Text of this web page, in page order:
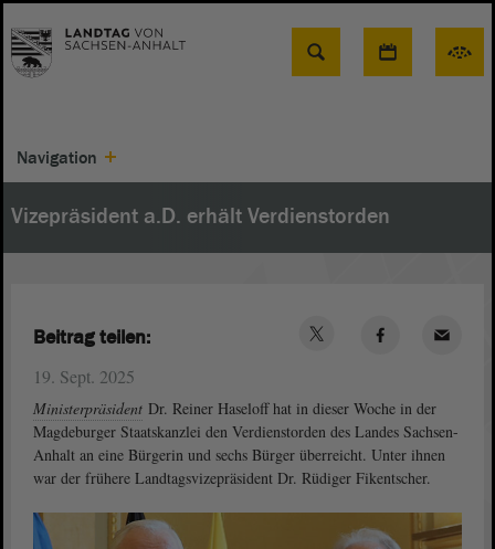
Suche
Navigation
Vizepräsident a.D. erhält Verdienstorden
19. Sept. 2025
Ministerpräsident Dr. Reiner Haseloff hat in dieser Woche in der
Magdeburger Staatskanzlei den Verdienstorden des Landes Sachsen-
Anhalt an eine Bürgerin und sechs Bürger überreicht. Unter ihnen
war der frühere Landtagsvizepräsident Dr. Rüdiger Fikentscher.
Beitrag teilen: